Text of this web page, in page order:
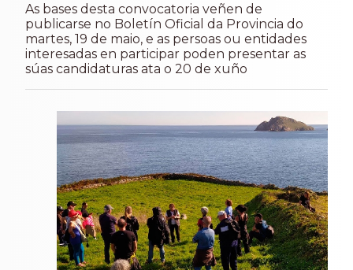
As bases desta convocatoria veñen de
publicarse no Boletín Oficial da Provincia do
martes, 19 de maio, e as persoas ou entidades
interesadas en participar poden presentar as
súas candidaturas ata o 20 de xuño